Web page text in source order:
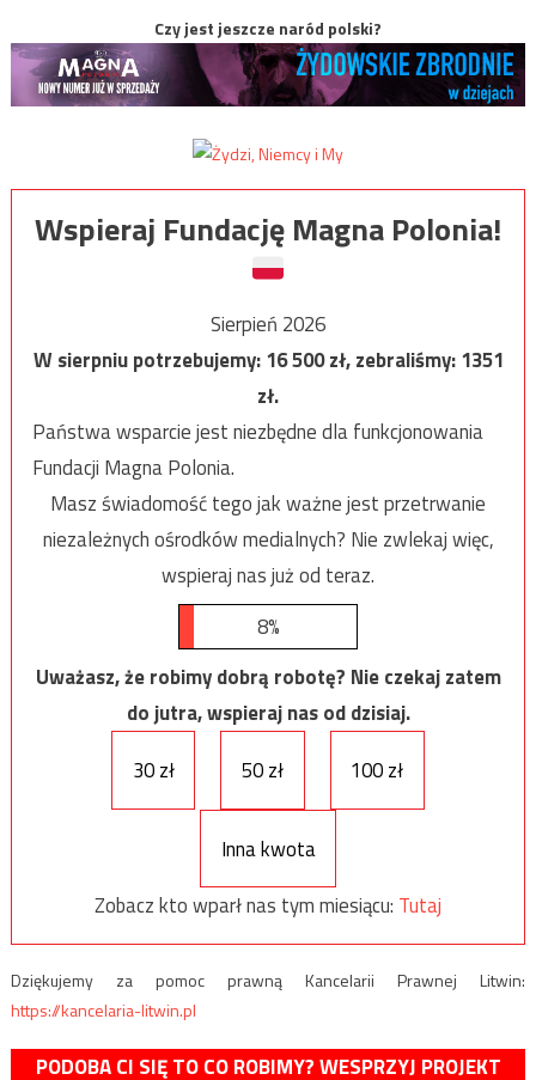
Czy jest jeszcze naród polski?
Wspieraj Fundację Magna Polonia!
Sierpień 2026
W sierpniu potrzebujemy:16 500zł, zebraliśmy:1351
zł.
Państwa wsparcie jest niezbędne dla funkcjonowania
Fundacji Magna Polonia.
Masz świadomość tego jak ważne jest przetrwanie
niezależnych ośrodków medialnych? Nie zwlekaj więc,
wspieraj nas już od teraz.
8%
Uważasz, że robimy dobrą robotę? Nie czekaj zatem
do jutra, wspieraj nas od dzisiaj.
30 zł
50 zł 100 zł
Inna kwota
Zobacz kto wparł nas tym miesiącu: Tutaj
Dziękujemy za pomoc prawną Kancelarii Prawnej Litwin:
https://kancelaria-litwin.pl
PODOBA CI SIĘ TO CO ROBIMY? WESPRZYJ PROJEKT